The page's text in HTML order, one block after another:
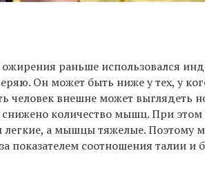
раньше использовался
Он может быть ниже у тех, у
человек внешне может выглядеть
снижено количество мышц. При
легкие, а мышцы тяжелые. Поэтому
показателем соотношения талии и